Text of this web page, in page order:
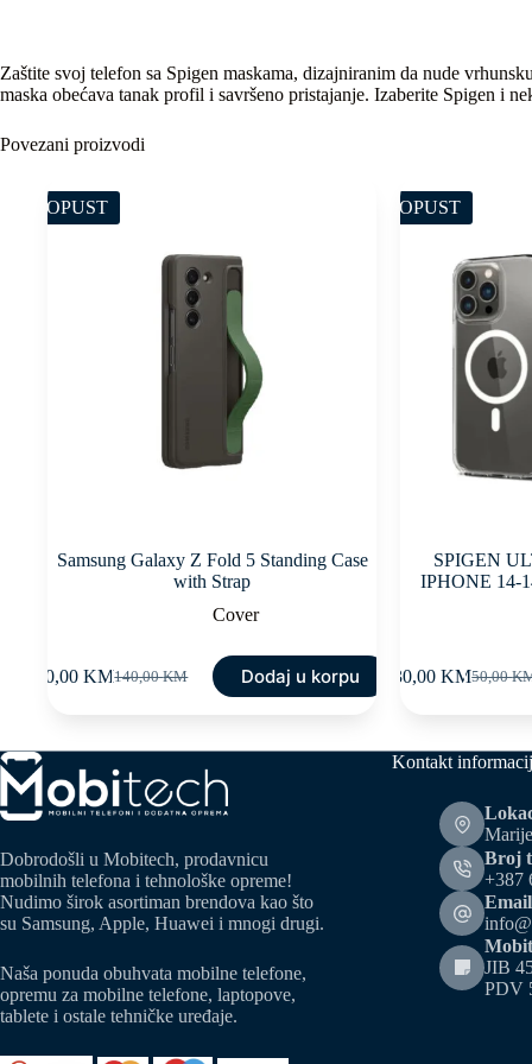
Zaštite svoj telefon sa Spigen maskama, dizajniranim da nude
maska obećava tanak profil i savršeno pristajanje. Izaberite Spigen i
Povezani proizvodi
POPUST
Samsung Galaxy Z Fold 5 Standing Case
with Strap
Cover
140,00KM
Original
140,00 KM.
90,00KMCurrent
90,00 KM.
Dodaj u korpu
POPUST
SPIGEN
IPHONE 14-
50,00
Original
50,00
30,00KMCurrent
30,00
Dobrodošli u Mobitech, prodavnicu
mobilnih telefona i tehnološke opreme!
Nudimo širok asortiman brendova kao što
su Samsung, Apple, Huawei i mnogi drugi.
Naša ponuda obuhvata mobilne telefone,
opremu za mobilne telefone, laptopove,
tablete i ostale tehničke uređaje.
Kontakt
Broj
+387
JIB
PDV